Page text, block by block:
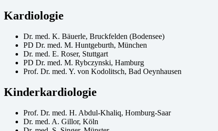
Kardiologie
Dr. med. K. Bäuerle, Bruckfelden (Bodensee)
PD Dr. med. M. Huntgeburth, München
Dr. med. E. Roser, Stuttgart
PD Dr. med. M. Rybczynski, Hamburg
Prof. Dr. med. Y. von Kodolitsch, Bad Oeynhausen
Kinderkardiologie
Prof. Dr. med. H. Abdul-Khaliq, Homburg-Saar
Dr. med. A. Gillor, Köln